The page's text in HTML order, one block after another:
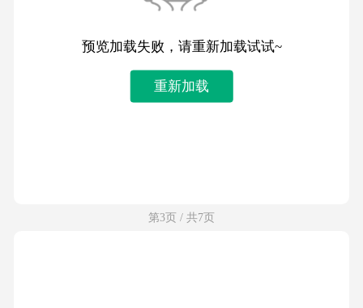
预览加载失败，请重新加载试试~
重新加载
第3页 / 共7页